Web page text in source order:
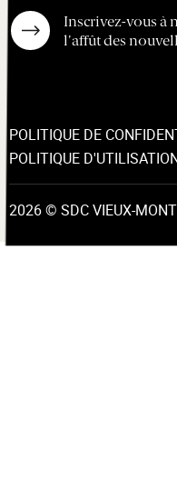
Inscrivez-vous à
l'affût des
POLITIQUE DE
POLITIQUE
2026 © SDC VIEUX-